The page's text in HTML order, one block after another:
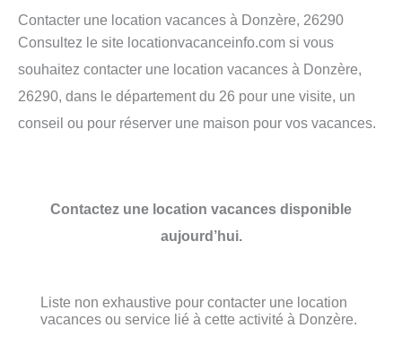
Contacter une location vacances à Donzère, 26290
Consultez le site locationvacanceinfo.com si vous
souhaitez contacter une location vacances à Donzère,
26290, dans le département du 26 pour une visite, un
conseil ou pour réserver une maison pour vos vacances.
Contactez une location vacances disponible
aujourd’hui.
Liste non exhaustive pour contacter une location
vacances ou service lié à cette activité à Donzère.